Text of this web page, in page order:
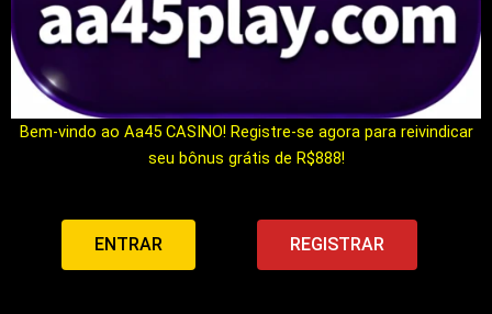
Bem-vindo ao Aa45 CASINO! Registre-se agora para reivindicar
seu bônus grátis de R$888!
ENTRAR REGISTRAR